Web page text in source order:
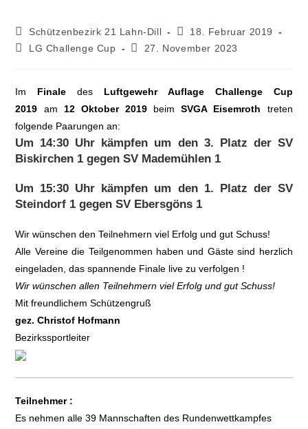
Schützenbezirk 21 Lahn-Dill
18. Februar 2019
LG Challenge Cup
27. November 2023
Im Finale des Luftgewehr Auflage Challenge Cup
2019 am 12 Oktober 2019 beimSVGA Eisemroth treten
folgende Paarungen an:
Um 14:30 Uhr kämpfen um den 3. Platz der SV
Biskirchen 1 gegen SV Mademühlen 1
Um 15:30 Uhr kämpfen um den 1. Platz der SV
Steindorf 1 gegen SV Ebersgöns 1
Wir wünschen den Teilnehmern viel Erfolg und gut Schuss!
Alle Vereine die Teilgenommen haben und Gäste sind herzlich
eingeladen, das spannende Finale live zu verfolgen !
Wir wünschen allen Teilnehmern viel Erfolg und gut Schuss!
Mit freundlichem Schützengruß
gez. Christof Hofmann
Bezirkssportleiter
Teilnehmer :
Es nehmen alle 39 Mannschaften des Rundenwettkampfes